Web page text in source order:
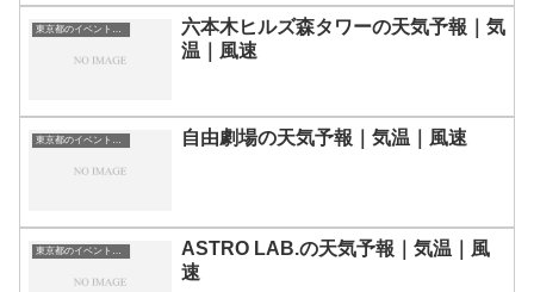
東京都のイベント会場一覧
六本木ヒルズ森タワーの天気予報｜気
温｜風速
東京都のイベント会場一覧 自由劇場の天気予報｜気温｜風速
東京都のイベント会場一覧
ASTRO LAB.の天気予報｜気温｜風
速